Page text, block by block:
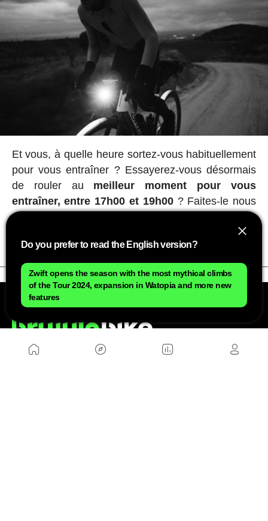
Et vous, à quelle heure sortez-vous habituellement
pour vous entraîner ? Essayerez-vous désormais
de rouler au meilleur moment pour vous
entraîner, entre 17h00 et 19h00? Faites-le nous
savoir, dans les commentaires de cet article ou sur
Do you prefer to read the English version?
Zwift opens the season with the most mythical climbs
of the Tour 2024, expansion in Watopia and more new
features